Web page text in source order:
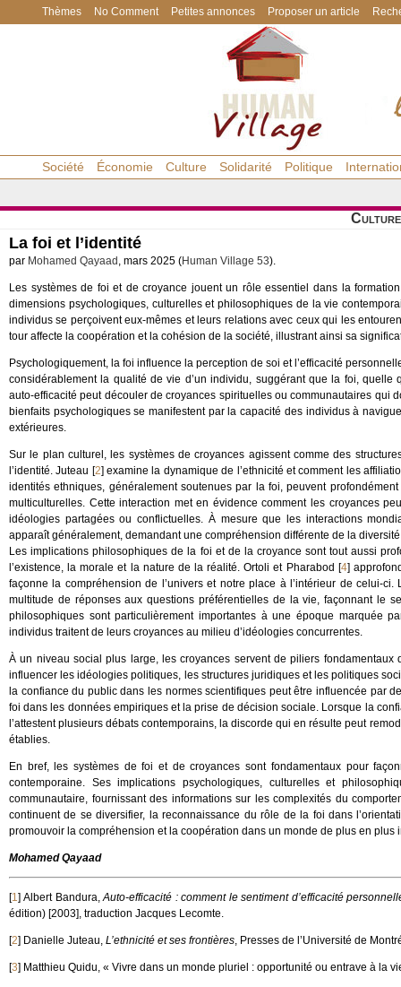
Thèmes No Comment Petites annonces Proposer un article
Société Économie Culture Solidarité Politique
Culture
La foi et l’identité
par Mohamed Qayaad , mars 2025 (Human Village 53).
Les systèmes de foi et de croyance jouent un rôle essentiel dans la
dimensions psychologiques, culturelles et philosophiques de la vie
individus se perçoivent eux-mêmes et leurs relations avec ceux qui les
tour affecte la coopération et la cohésion de la société, illustrant ainsi sa
Psychologiquement, la foi influence la perception de soi et l’efficacité
considérablement la qualité de vie d’un individu, suggérant que la foi,
auto-efficacité peut découler de croyances spirituelles ou communautaires qui
bienfaits psychologiques se manifestent par la capacité des individus à
extérieures.
Sur le plan culturel, les systèmes de croyances agissent comme des
l’identité. Juteau [2] examine la dynamique de l’ethnicité et comment les
identités ethniques, généralement soutenues par la foi, peuvent
multiculturelles. Cette interaction met en évidence comment les croyances
idéologies partagées ou conflictuelles. À mesure que les interactions
apparaît généralement, demandant une compréhension différente de la
Les implications philosophiques de la foi et de la croyance sont tout aussi
l’existence, la morale et la nature de la réalité. Ortoli et Pharabod [4]
façonne la compréhension de l’univers et notre place à l’intérieur de celui-
multitude de réponses aux questions préférentielles de la vie, façonnant le
philosophiques sont particulièrement importantes à une époque marquée
individus traitent de leurs croyances au milieu d’idéologies concurrentes.
À un niveau social plus large, les croyances servent de piliers
influencer les idéologies politiques, les structures juridiques et les politiques
la confiance du public dans les normes scientifiques peut être influencée par
foi dans les données empiriques et la prise de décision sociale. Lorsque la
l’attestent plusieurs débats contemporains, la discorde qui en résulte peut
établies.
En bref, les systèmes de foi et de croyances sont fondamentaux pour
contemporaine. Ses implications psychologiques, culturelles et
communautaire, fournissant des informations sur les complexités du
continuent de se diversifier, la reconnaissance du rôle de la foi dans
promouvoir la compréhension et la coopération dans un monde de plus en plus
Mohamed Qayaad
[1]Albert Bandura,Auto-efficacité : comment le sentiment d’efficacité
édition) [2003], traduction Jacques Lecomte.
[2] Danielle Juteau, L’ethnicité et ses frontières, Presses de l’Université de
[3] Matthieu Quidu, « Vivre dans un monde pluriel : opportunité ou entrave à la